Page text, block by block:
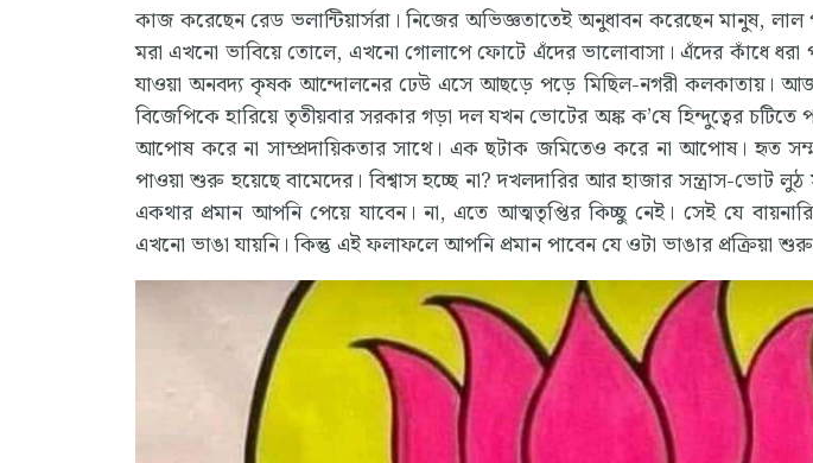
কাজ করেছেন রেড ভলান্টিয়ার্সরা। নিজের অভিজ্ঞতাতেই অনুধাবন করেছেন মানুষ,
মরা এখনো ভাবিয়ে তোলে, এখনো গোলাপে ফোটে এঁদের ভালোবাসা। এঁদের কাঁধে ধরা
যাওয়া অনবদ্য কৃষক আন্দোলনের ঢেউ এসে আছড়ে পড়ে মিছিল-নগরী কলকাতায়।
বিজেপিকে হারিয়ে তৃতীয়বার সরকার গড়া দল যখন ভোটের অঙ্ক ক’ষে হিন্দুত্বের চটিতে
আপোষ করে না সাম্প্রদায়িকতার সাথে। এক ছটাক জমিতেও করে না আপোষ। হৃত
পাওয়া শুরু হয়েছে বামেদের। বিশ্বাস হচ্ছে না? দখলদারির আর হাজার সন্ত্রাস-ভোট
একথার প্রমান আপনি পেয়ে যাবেন। না, এতে আত্মতৃপ্তির কিচ্ছু নেই। সেই যে বায়নারি-
এখনো ভাঙা যায়নি। কিন্তু এই ফলাফলে আপনি প্রমান পাবেন যে ওটা ভাঙার প্রক্রিয়া শুরু